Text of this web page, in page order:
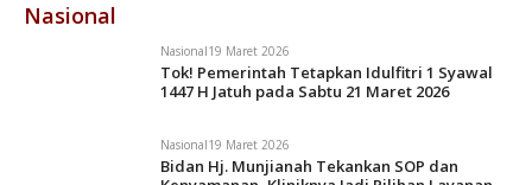
Nasional
Nasional19 Maret 2026
Tok! Pemerintah Tetapkan Idulfitri 1 Syawal
1447 H Jatuh pada Sabtu 21 Maret 2026
Nasional19 Maret 2026
Bidan Hj. Munjianah Tekankan SOP dan